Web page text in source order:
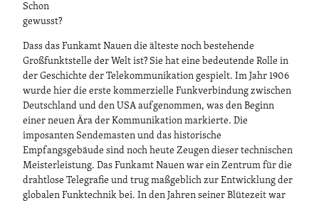
Schon
gewusst?
Dass das Funkamt Nauen die älteste noch bestehende
Großfunktstelle der Welt ist? Sie hat eine bedeutende Rolle in
der Geschichte der Telekommunikation gespielt. Im Jahr 1906
wurde hier die erste kommerzielle Funkverbindung zwischen
Deutschland und den USA aufgenommen, was den Beginn
einer neuen Ära der Kommunikation markierte. Die
imposanten Sendemasten und das historische
Empfangsgebäude sind noch heute Zeugen dieser technischen
Meisterleistung. Das Funkamt Nauen war ein Zentrum für die
drahtlose Telegrafie und trug maßgeblich zur Entwicklung der
globalen Funktechnik bei. In den Jahren seiner Blütezeit war